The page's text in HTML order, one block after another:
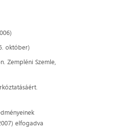
október)
Zempléni Szemle,
elfogadva